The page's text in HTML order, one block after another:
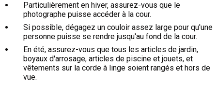
Particulièrement en hiver, assurez-vous que le
photographe puisse accéder à la cour.
Si possible, dégagez un couloir assez large pour qu'une
personne puisse se rendre jusqu'au fond de la cour.
En été, assurez-vous que tous les articles de jardin,
boyaux d'arrosage, articles de piscine et jouets, et
vêtements sur la corde à linge soient rangés et hors de
vue.